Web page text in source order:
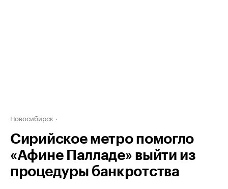
Новосибирск
Сирийское метро помогло
«Афине Палладе» выйти из
процедуры банкротства